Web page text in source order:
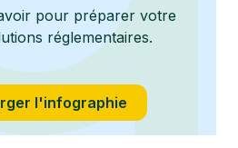
pour préparer votre
réglementaires.
l'infographie